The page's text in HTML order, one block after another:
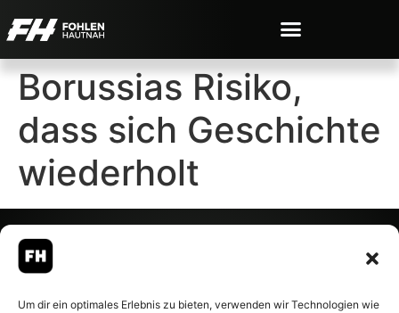
Um dir ein optimales Erlebnis zu bieten, verwenden wir Technologien wie
Borussias Risiko,
dass sich Geschichte
wiederholt
– Alle rechte vorbehalten.